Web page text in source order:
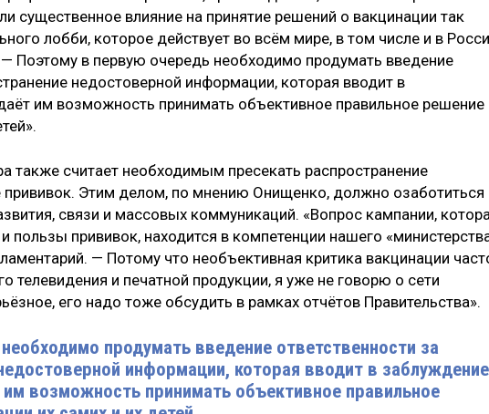
существенное влияние на принятие решений о вакцинации так
лобби, которое действует во всём мире, в том числе и в
Поэтому в первую очередь необходимо продумать введение
недостоверной информации, которая вводит в
им возможность принимать объективное правильное решение
также считает необходимым пресекать распространение
прививок. Этим делом, по мнению Онищенко, должно озаботиться
связи и массовых коммуникаций. «Вопрос кампании,
пользы прививок, находится в компетенции нашего
— Потому что необъективная критика вакцинации
телевидения и печатной продукции, я уже не говорю о сети
его надо тоже обсудить в рамках отчётов Правительства».
продумать введение ответственности за
информации, которая вводит в заблуждение
возможность принимать объективное правильное